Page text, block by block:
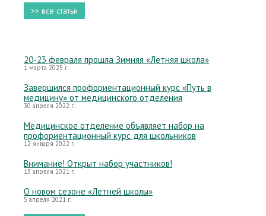
>> все статьи
20-23 февраля прошла Зимняя «Летняя школа»
1 марта 2025 г.
Завершился профориентационный курс «Путь в
медицину» от медицинского отделения
30 апреля 2022 г.
Медицинское отделение объявляет набор на
профориентационный курс для школьников
12 января 2022 г.
Внимание! Открыт набор участников!
15 апреля 2021 г.
О новом сезоне «Летней школы»
5 апреля 2021 г.